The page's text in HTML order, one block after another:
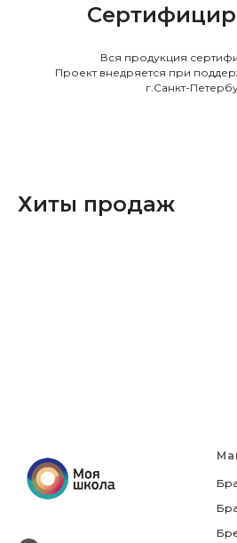
Вся продукция
Проект внедряется при
г.Санкт-
Хиты продаж